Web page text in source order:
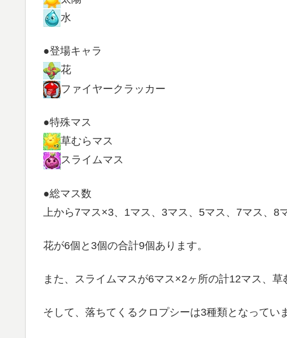
水
●登場キャラ
花
ファイヤークラッカー
●特殊マス
草むらマス
スライムマス
●総マス数
上から7マス×3、1マス、3マス、5マス、7マス、8
花が6個と3個の合計9個あります。
また、スライムマスが6マス×2ヶ所の計12マス、
そして、落ちてくるクロプシーは3種類となってい